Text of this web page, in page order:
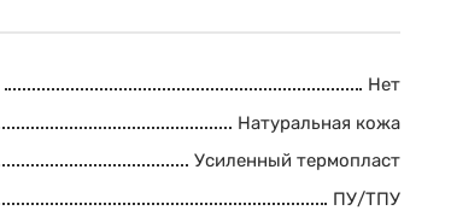
Нет
Натуральная кожа
Усиленный термопласт
ПУ/ТПУ